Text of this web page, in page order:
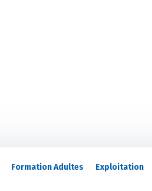
Formation Adultes Exploitation